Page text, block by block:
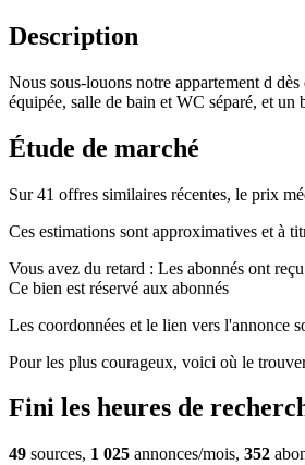
Description
Nous sous-louons notre appartement d
équipée, salle de bain et WC séparé, et
Étude de marché
Sur 41 offres similaires récentes, le prix
Ces estimations sont approximatives et à
Vous avez du retard : Les abonnés ont
Ce bien est réservé aux abonnés
Les coordonnées et le lien vers l'annonce
Pour les plus courageux, voici où le
Fini les heures de
49 sources, 1 025 annonces/mois, 352